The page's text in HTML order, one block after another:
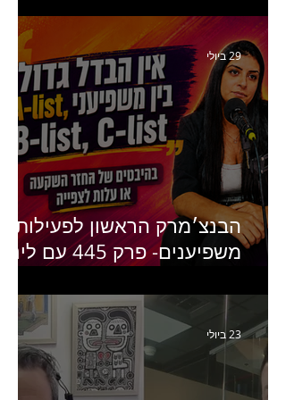
ומנהלת לשעבר של קהילת
היוצרים של טיקטוק
הבנצ׳מרק הראשון לפעילות
משפיענים- פרק 445 עם לינוי
Humanz ישראל
29 ביולי
23 ביולי